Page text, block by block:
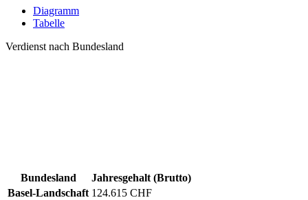
Diagramm
Tabelle
Verdienst nach Bundesland
Bundesland
Jahresgehalt (Brutto)
Basel-Landschaft 124.615 CHF